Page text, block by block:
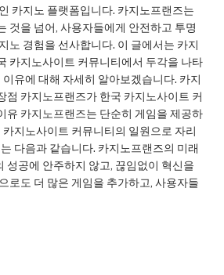
카지노 플랫폼입니다. 카지노프랜즈는
것을 넘어, 사용자들에게 안전하고 투명
노 경험을 선사합니다. 이 글에서는 카지
카지노사이트 커뮤니티에서 두각을 나타
유에 대해 자세히 알아보겠습니다. 카지
점 카지노프랜즈가 한국 카지노사이트 커
유 카지노프랜즈는 단순히 게임을 제공하
지노사이트 커뮤니티의 일원으로 자리
다음과 같습니다. 카지노프랜즈의 미래
성공에 안주하지 않고, 끊임없이 혁신을
로도 더 많은 게임을 추가하고, 사용자들